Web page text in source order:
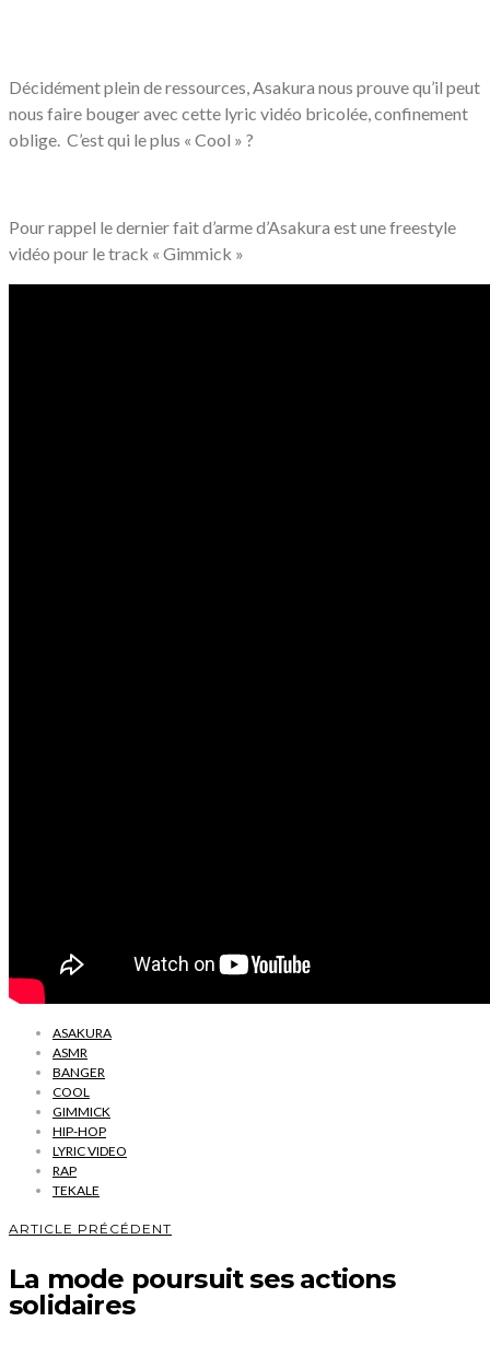
Décidément plein de ressources, Asakura nous prouve qu’il peut
nous faire bouger avec cette lyric vidéo bricolée, confinement
oblige. C’est qui le plus « Cool » ?
Pour rappel le dernier fait d’arme d’Asakura est une freestyle
vidéo pour le track « Gimmick »
ASAKURA
ASMR
BANGER
COOL
GIMMICK
HIP-HOP
LYRIC VIDEO
RAP
TEKALE
ARTICLE PRÉCÉDENT
La mode poursuit ses actions
solidaires